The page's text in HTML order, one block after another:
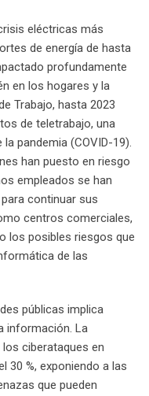
eléctricas más
de energía de hasta
profundamente
en los hogares y la
Trabajo, hasta 2023
de teletrabajo, una
pandemia (COVID-19).
han puesto en riesgo
empleados se han
continuar sus
centros comerciales,
los posibles riesgos que
de las
públicas implica
información. La
ciberataques en
30 %, exponiendo a las
que pueden